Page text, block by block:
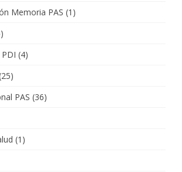
Memoria PAS (1)
(4)
PAS (36)
(1)